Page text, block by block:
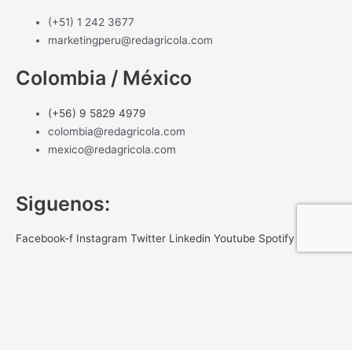
(+51) 1 242 3677
marketingperu@redagricola.com
Colombia / México
(+56) 9 5829 4979
colombia@redagricola.com
mexico@redagricola.com
Siguenos:
Facebook-f Instagram Twitter Linkedin Youtube Spotify